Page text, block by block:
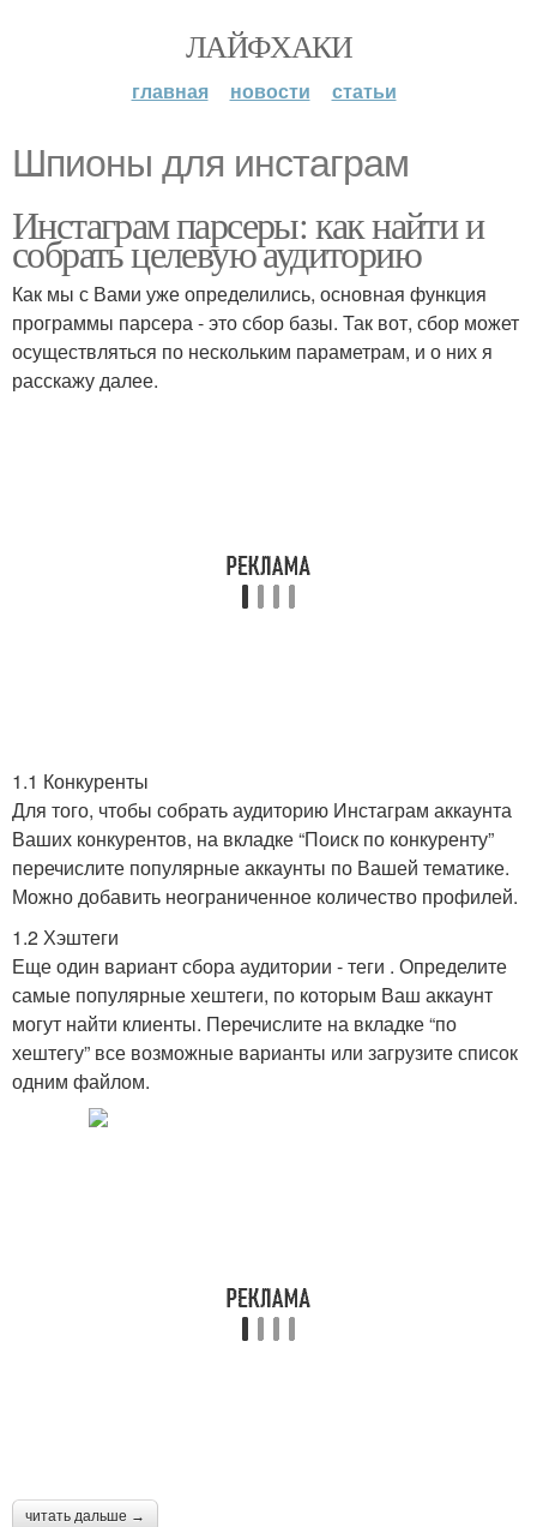
ЛАЙФХАКИ
главная новости статьи
Шпионы для инстаграм
Инстаграм парсеры: как найти и
собрать целевую аудиторию
Как мы с Вами уже определились, основная функция
программы парсера - это сбор базы. Так вот, сбор может
осуществляться по нескольким параметрам, и о них я
расскажу далее.
1.1 Конкуренты
Для того, чтобы собрать аудиторию Инстаграм аккаунта
Ваших конкурентов, на вкладке “Поиск по конкуренту”
перечислите популярные аккаунты по Вашей тематике.
Можно добавить неограниченное количество профилей.
1.2 Хэштеги
Еще один вариант сбора аудитории - теги . Определите
самые популярные хештеги, по которым Ваш аккаунт
могут найти клиенты. Перечислите на вкладке “по
хештегу” все возможные варианты или загрузите список
одним файлом.
читать дальше →